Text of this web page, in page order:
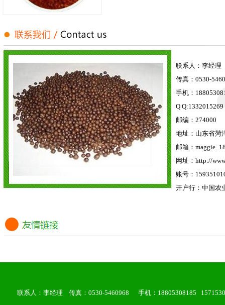
联系人：李经理
传真：0530-
手机：
Q Q:1332015269
邮编：274000
地址：山东省菏
邮箱：
网址： http://
账号：
开户行：中国农
联系人：李经理 传真：0530-5460968 手机：18805308185